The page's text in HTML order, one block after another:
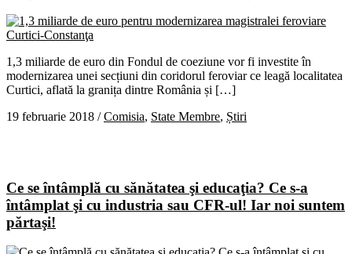
1,3 miliarde de euro din Fondul de coeziune vor fi investite în
modernizarea unei secțiuni din coridorul feroviar ce leagă localitatea
Curtici, aflată la granița dintre România și […]
19 februarie 2018 /Comisia, State Membre, Știri
Ce se întâmplă cu sănătatea şi educaţia? Ce s-a
întâmplat şi cu industria sau CFR-ul! Iar noi suntem
părtaşi!